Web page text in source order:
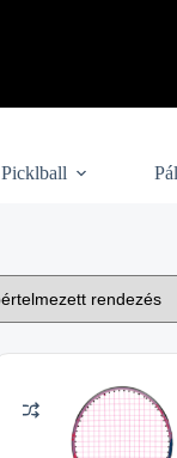
Picklball